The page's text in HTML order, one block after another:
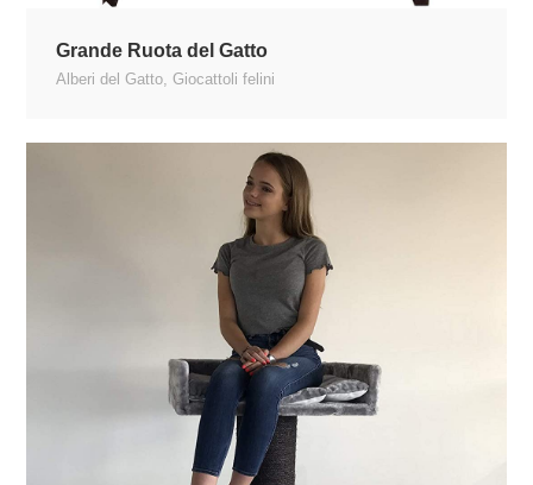
Grande Ruota del Gatto
Alberi del Gatto, Giocattoli felini